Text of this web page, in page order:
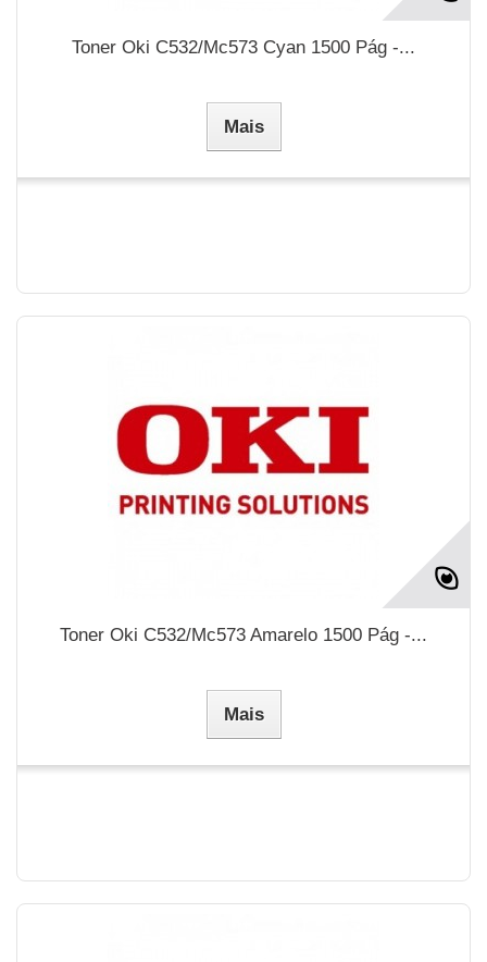
Toner Oki C532/Mc573 Cyan 1500 Pág -...
Mais
Toner Oki C532/Mc573 Amarelo 1500 Pág -...
Mais